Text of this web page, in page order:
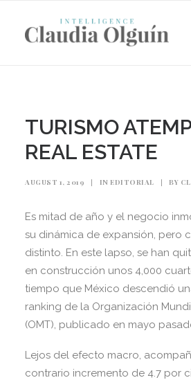
Search
TURISMO
REAL ESTATE
AUGUST 1, 2019 | IN EDITORIAL | BY
Es mitad de año y el negocio
su dinámica de expansión, pero
distinto. En este lapso, se han
en construcción unos 4,000
tiempo que México descendió
ranking de la Organización
(OMT), publicado en mayo
Lejos del efecto macro,
contrario incremento de 4.7 por